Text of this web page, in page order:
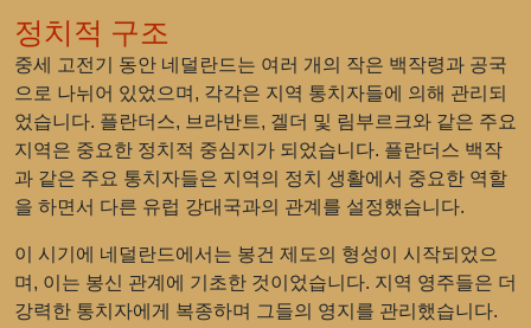
정치적 구조
중세 고전기 동안 네덜란드는 여러 개의 작은 백작령과 공국
으로 나뉘어 있었으며, 각각은 지역 통치자들에 의해 관리되
었습니다. 플란더스, 브라반트, 겔더 및 림부르크와 같은 주요
지역은 중요한 정치적 중심지가 되었습니다. 플란더스 백작
과 같은 주요 통치자들은 지역의 정치 생활에서 중요한 역할
을 하면서 다른 유럽 강대국과의 관계를 설정했습니다.
이 시기에 네덜란드에서는 봉건 제도의 형성이 시작되었으
며, 이는 봉신 관계에 기초한 것이었습니다. 지역 영주들은 더
강력한 통치자에게 복종하며 그들의 영지를 관리했습니다.